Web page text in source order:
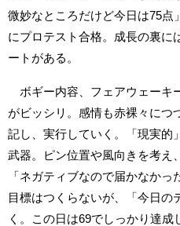
微妙なところだけど今日は75点
にプロテスト合格。成長の裏に
ートがある。
ボギー内容、フェアウェーキ
がビッシリ。感情も赤裸々につ
記し、実行していく。「現実的
武器。ピン位置や風向きを考え
「ネガティブなので届かなか
目標はつくらないが、「今日の
く。この日は69でしっかり達成